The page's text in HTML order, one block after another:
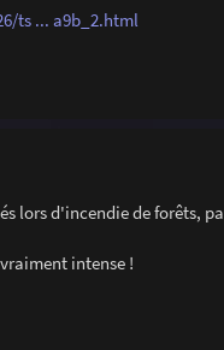
ts ... a9b_2.html
lors d'incendie de forêts,
intense !